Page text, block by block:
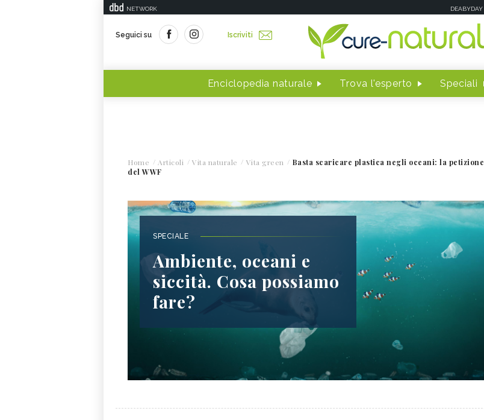
NETWORK DEABYDAY
Seguici su Iscriviti
Enciclopedia naturale Trova l'esperto Speciali
Home Articoli Vita naturale Vita green
Basta scaricare plastica negli oceani: la petizione
del WWF
SPECIALE
Ambiente, oceani e
siccità. Cosa possiamo
fare?